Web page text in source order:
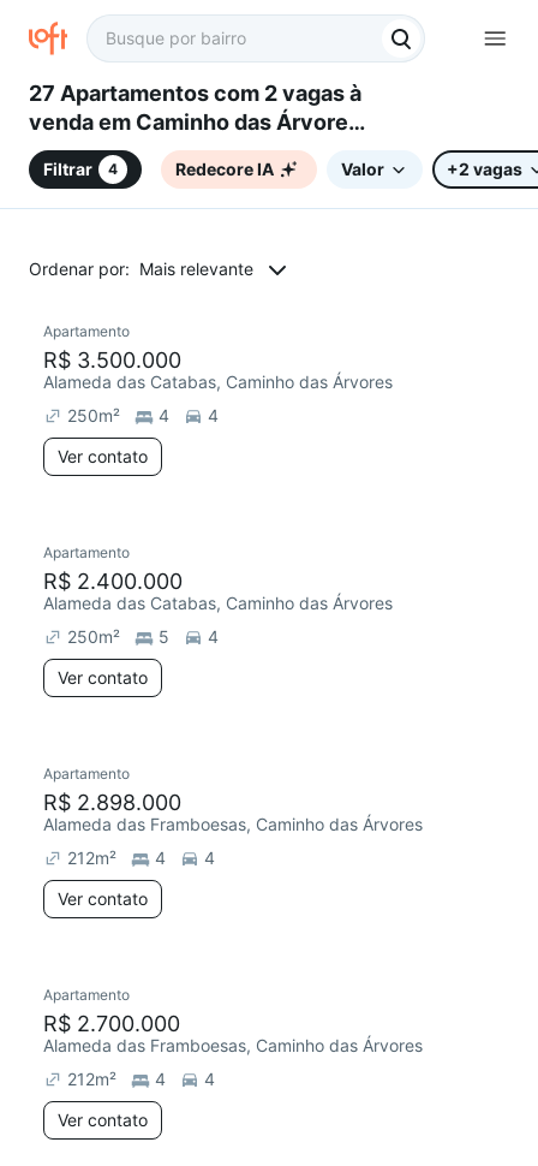
27 Apartamentos com 2 vagas à
venda em Caminho das Árvores,
Salvador, BA
Filtrar 4 Redecore IA Valor +2 vagas
Ordenar por: Mais relevante
Apartamento
R$ 3.500.000
Alameda das Catabas, Caminho das Árvores
250m² 4
4
Ver contato
Chegou este mês
Apartamento
R$ 2.400.000
Alameda das Catabas, Caminho das Árvores
250m² 5
4
Ver contato
Apartamento
R$ 2.898.000
Alameda das Framboesas, Caminho das Árvores
212m² 4
4
Ver contato
Apartamento
R$ 2.700.000
Alameda das Framboesas, Caminho das Árvores
212m² 4
4
Ver contato